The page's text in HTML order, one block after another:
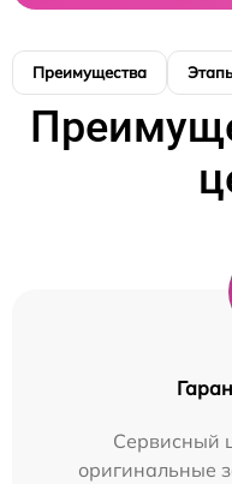
Преимущества
Сервисный
оригинальные